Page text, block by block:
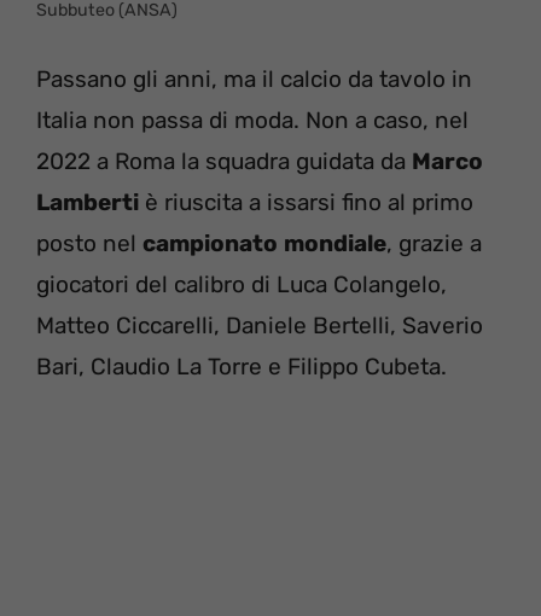
Subbuteo (ANSA)
Passano gli anni, ma il calcio da tavolo in
Italia non passa di moda. Non a caso, nel
2022 a Roma la squadra guidata da Marco
Lamberti è riuscita a issarsi fino al primo
posto nel campionato mondiale, grazie a
giocatori del calibro di Luca Colangelo,
Matteo Ciccarelli, Daniele Bertelli, Saverio
Bari, Claudio La Torre e Filippo Cubeta.